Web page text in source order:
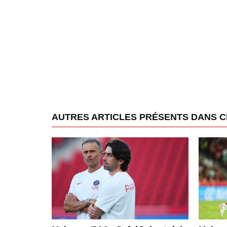
AUTRES ARTICLES PRÉSENTS DANS